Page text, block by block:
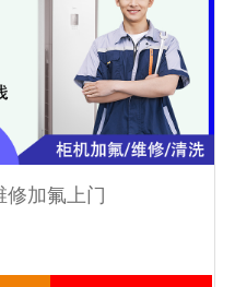
修加氟上门